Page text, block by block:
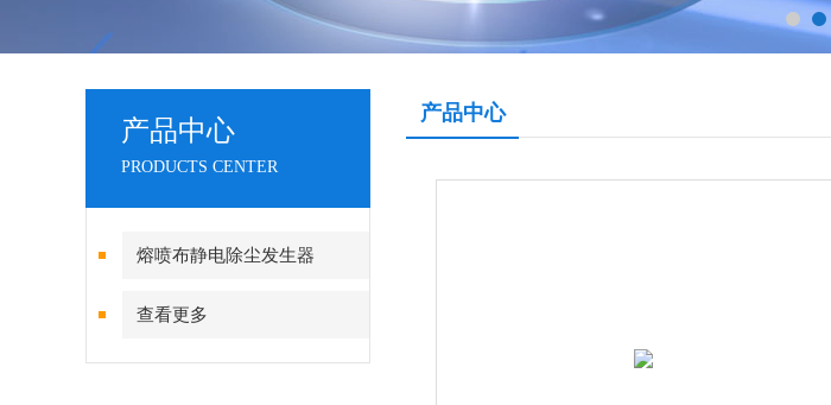
产品中心
PRODUCTS CENTER
熔喷布静电除尘发生器
查看更多
产品中心